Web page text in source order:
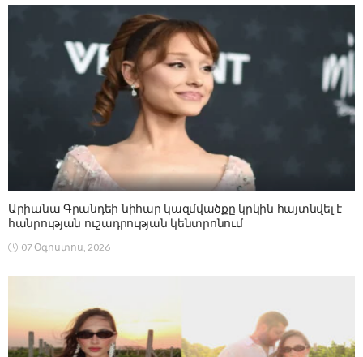
Արիանա Գրանդեի նիհար կազմվածքը կրկին հայտնվել է
հանրության ուշադրության կենտրոնում
07 Օգոստոս, 2026